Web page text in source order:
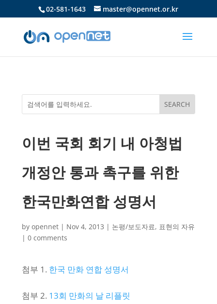
02-581-1643 master@opennet.or.kr
이번 국회 회기 내 아청법
개정안 통과 촉구를 위한
한국만화연합 성명서
by opennet| Nov 4, 2013 | 논평/보도자료, 표현의 자유
| 0 comments
첨부 1. 한국 만화 연합 성명서
첨부 2. 13회 만화의 날 리플릿